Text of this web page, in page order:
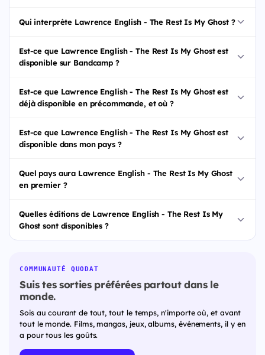
Qui interprète Lawrence English - The Rest Is My Ghost ?
Est-ce que Lawrence English - The Rest Is My Ghost est
disponible sur Bandcamp ?
Est-ce que Lawrence English - The Rest Is My Ghost est
déjà disponible en précommande, et où ?
Est-ce que Lawrence English - The Rest Is My Ghost est
disponible dans mon pays ?
Quel pays aura Lawrence English - The Rest Is My Ghost
en premier ?
Quelles éditions de Lawrence English - The Rest Is My
Ghost sont disponibles ?
COMMUNAUTÉ QUODAT
Suis tes sorties préférées partout dans le
monde.
Sois au courant de tout, tout le temps, n'importe où, et avant
tout le monde. Films, mangas, jeux, albums, événements, il y en
a pour tous les goûts.